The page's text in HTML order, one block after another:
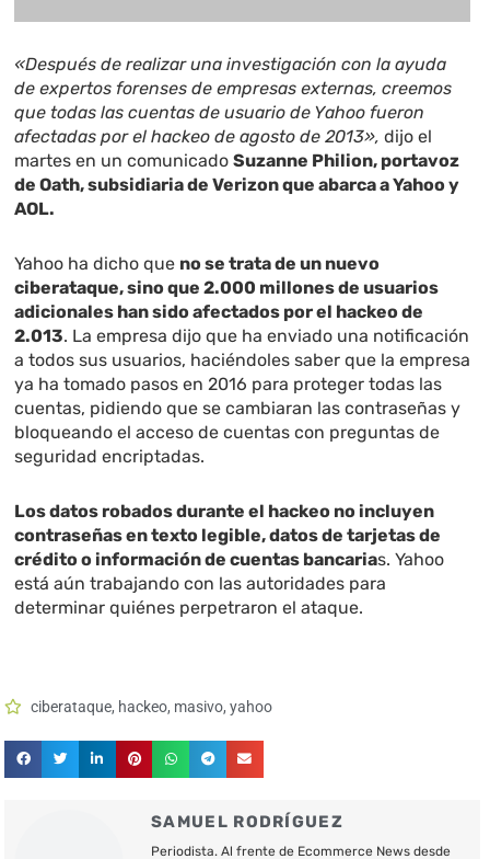
«Después de realizar una investigación con la ayuda
de expertos forenses de empresas externas, creemos
que todas las cuentas de usuario de Yahoo fueron
afectadas por el hackeo de agosto de 2013», dijo el
martes en un comunicadoSuzanne Philion, portavoz
de Oath, subsidiaria de Verizon que abarca a Yahoo y
AOL.
Yahoo ha dicho que no se trata de un nuevo
ciberataque, sino que 2.000 millones de usuarios
adicionales han sido afectados por el hackeo de
2.013. La empresa dijo que ha enviado una notificación
a todos sus usuarios, haciéndoles saber que la empresa
ya ha tomado pasos en 2016 para proteger todas las
cuentas, pidiendo que se cambiaran las contraseñas y
bloqueando el acceso de cuentas con preguntas de
seguridad encriptadas.
Los datos robados durante el hackeo no incluyen
contraseñas en texto legible, datos de tarjetas de
crédito o información de cuentas bancarias. Yahoo
está aún trabajando con las autoridades para
determinar quiénes perpetraron el ataque.
ciberataque, hackeo, masivo,yahoo
SAMUEL RODRÍGUEZ
Periodista. Al frente de Ecommerce News desde